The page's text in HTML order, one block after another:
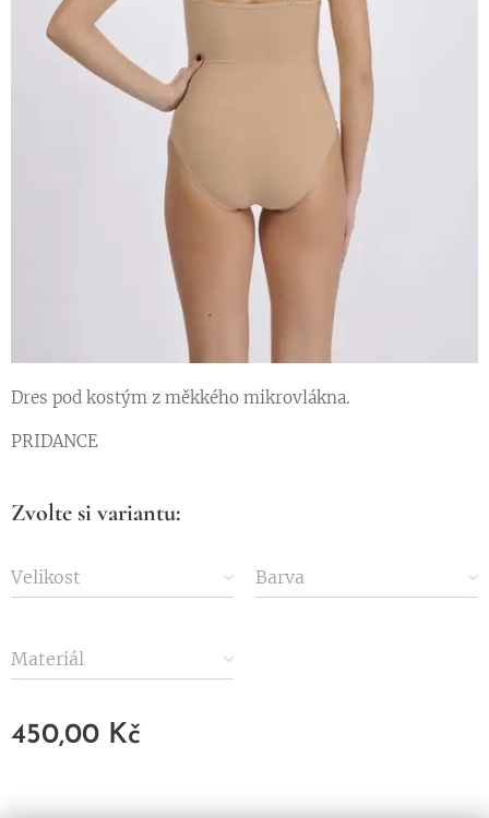
Dres pod kostým z měkkého mikrovlákna.
PRIDANCE
Zvolte si variantu:
Velikost Barva
Materiál
450,00 Kč